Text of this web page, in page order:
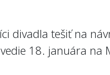
divadla tešiť na
18. januára na